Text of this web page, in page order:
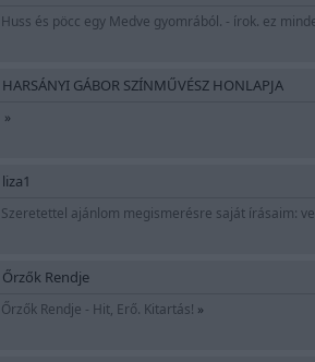
Huss és pöcc egy Medve gyomrából. - írok. ez
HARSÁNYI GÁBOR SZÍNMŰVÉSZ HONLAPJA
»
liza1
Szeretettel ajánlom megismerésre saját írásaim:
Őrzők Rendje
Őrzők Rendje - Hit, Erő. Kitartás! »